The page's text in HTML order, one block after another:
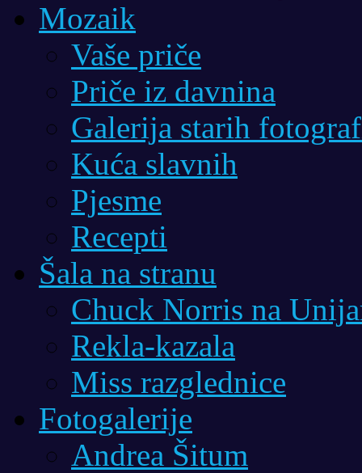
Mozaik
Vaše priče
Priče iz davnina
Galerija starih
Kuća slavnih
Pjesme
Recepti
Šala na stranu
Chuck Norris na
Rekla-kazala
Miss razglednice
Fotogalerije
Andrea Šitum